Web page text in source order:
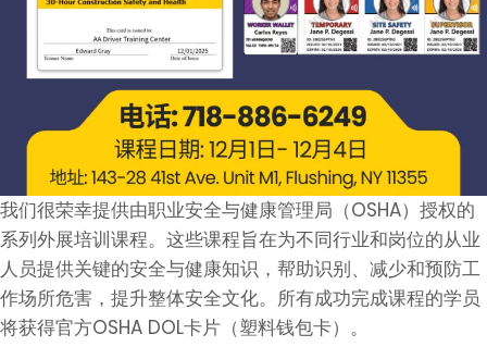
我们很荣幸提供由职业安全与健康管理局（OSHA）授权的
系列外展培训课程。这些课程旨在为不同行业和岗位的从业
人员提供关键的安全与健康知识，帮助识别、减少和预防工
作场所危害，提升整体安全文化。所有成功完成课程的学员
将获得官方OSHA DOL卡片（塑料钱包卡）。